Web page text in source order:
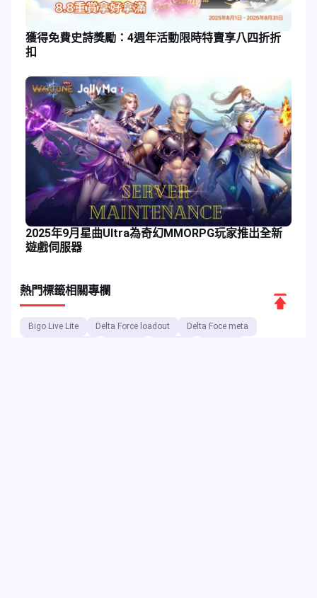
獲得免費史詩獎勵：4週年活動限時特賣享八四折折
扣
2025年9月星曲Ultra為奇幻MMORPG玩家推出全新
遊戲伺服器
熱門標籤相關專欄
Bigo Live Lite Delta Force loadout
Delta Foce meta
返